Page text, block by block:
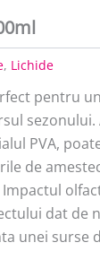
, Lichide
pentru
sezonului.
PVA,
de
dat de
unei surse